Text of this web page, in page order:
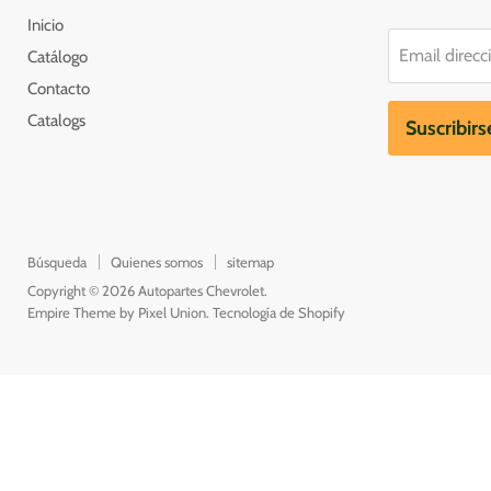
Inicio
Catálogo
Contacto
Catalogs
Email
Búsqueda Quienes somos
sitemap
Copyright © 2026 Autopartes Chevrolet.
Empire Theme by Pixel Union. Tecnología de Shopify